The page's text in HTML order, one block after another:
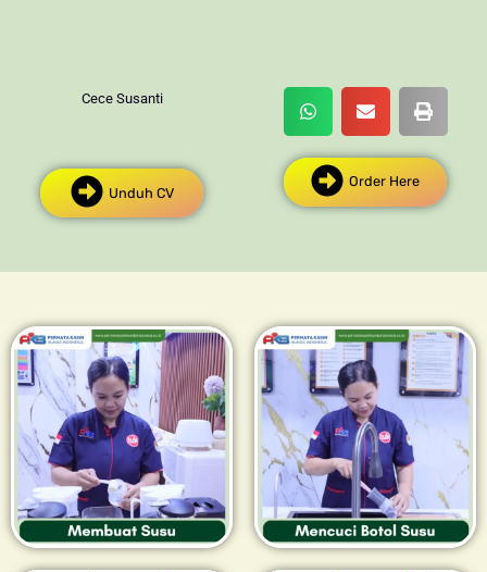
Cece Susanti
Unduh CV
Order Here